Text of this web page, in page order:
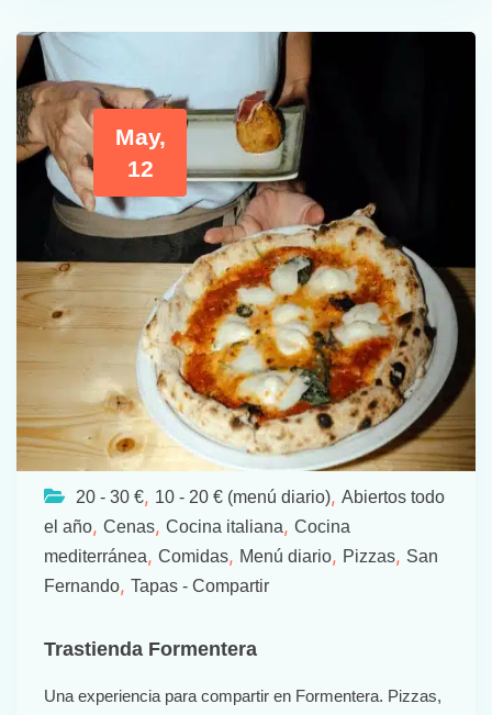
May,
12
20 - 30 €, 10 - 20 € (menú diario), Abiertos todo
el año, Cenas, Cocina italiana, Cocina
mediterránea, Comidas, Menú diario, Pizzas, San
Fernando, Tapas - Compartir
Trastienda Formentera
Una experiencia para compartir en Formentera. Pizzas,